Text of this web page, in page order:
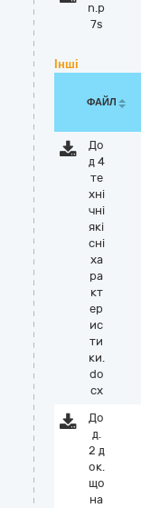
n.p
7s
Інші
ФАЙЛ
До
д 4
те
хні
чні
які
сні
ха
ра
кт
ер
ис
ти
ки.
do
cx
До
д.
2 д
ок.
що
на